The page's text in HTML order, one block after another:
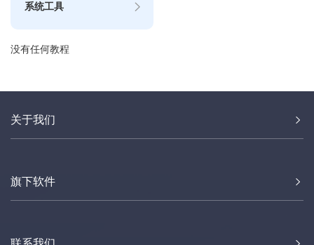
系统工具
没有任何教程
关于我们
旗下软件